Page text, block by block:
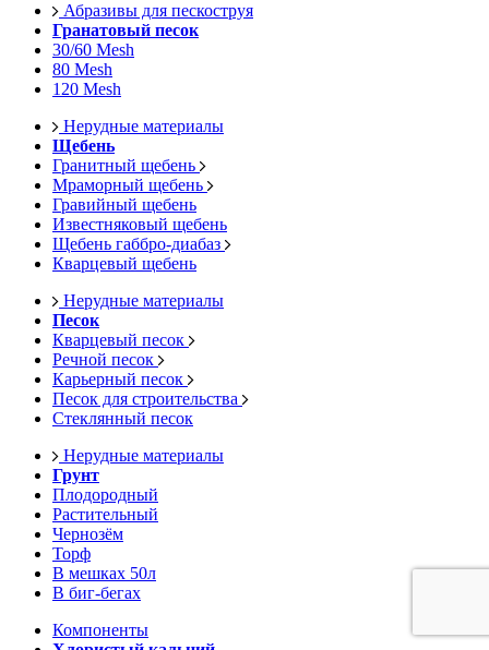
Абразивы для пескоструя
Гранатовый песок
30/60 Mesh
80 Mesh
120 Mesh
Нерудные материалы
Щебень
Гранитный щебень
Мраморный щебень
Гравийный щебень
Известняковый щебень
Щебень габбро-диабаз
Кварцевый щебень
Нерудные материалы
Песок
Кварцевый песок
Речной песок
Карьерный песок
Песок для строительства
Стеклянный песок
Нерудные материалы
Грунт
Плодородный
Растительный
Чернозём
Торф
В мешках 50л
В биг-бегах
Компоненты